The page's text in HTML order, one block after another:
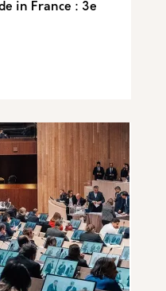
in France : 3e